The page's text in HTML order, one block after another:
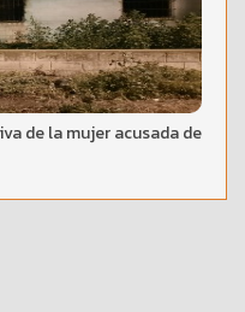
de la mujer acusada de